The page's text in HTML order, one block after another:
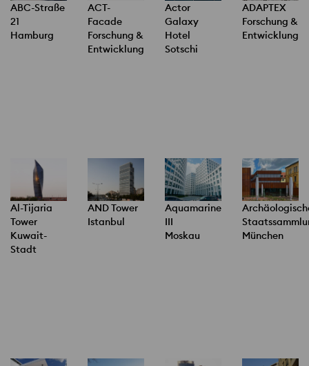
ABC-Straße
21
Hamburg
ACT-
Facade
Forschung &
Entwicklung
Actor
Galaxy
Hotel
Sotschi
ADAPTEX
Forschung &
Entwicklung
Al-Tijaria
Tower
Kuwait-
Stadt
AND Tower
Istanbul
Aquamarine
III
Moskau
München